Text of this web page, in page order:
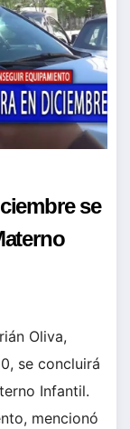
se
Oliva,
se concluirá
Infantil.
mencionó